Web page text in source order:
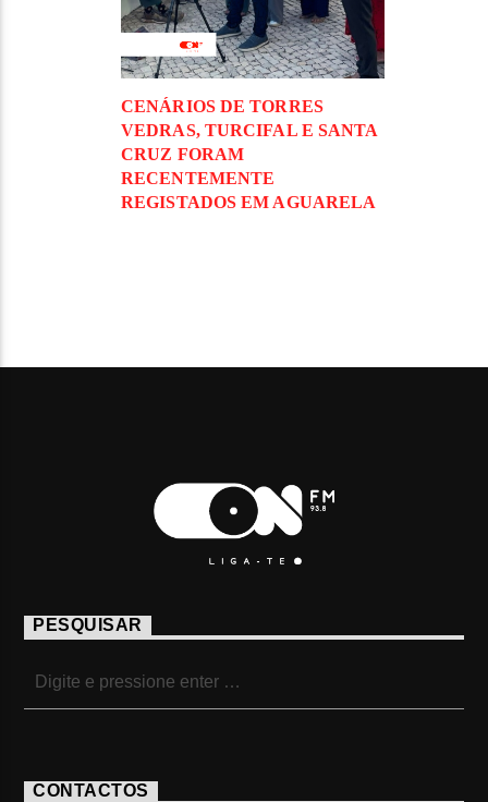
CENÁRIOS DE TORRES
VEDRAS, TURCIFAL E SANTA
CRUZ FORAM
RECENTEMENTE
REGISTADOS EM AGUARELA
PESQUISAR
CONTACTOS